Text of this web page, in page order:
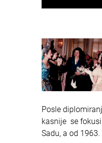
Posle
kasnije se
Sadu, a od